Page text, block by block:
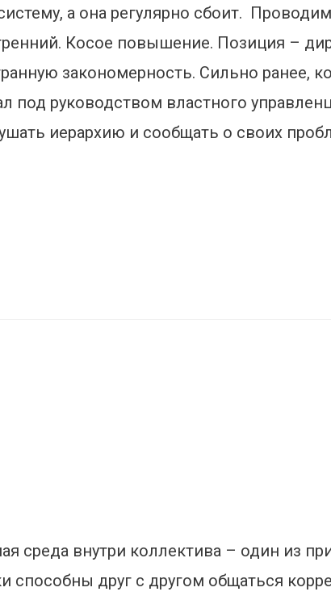
а она регулярно сбоит.
Косое повышение. Позиция –
закономерность. Сильно ранее,
под руководством властного
иерархию и сообщать о своих
среда внутри коллектива – один из
способны друг с другом общаться